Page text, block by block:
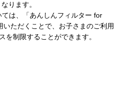
ります。
は、「あんしんフィルター for
ただくことで、お子さまのご利用
を制限することができます。